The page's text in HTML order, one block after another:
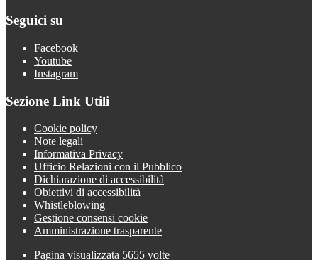
Seguici su
Facebook
Youtube
Instagram
Sezione Link Utili
Cookie policy
Note legali
Informativa Privacy
Ufficio Relazioni con il Pubblico
Dichiarazione di accessibilità
Obiettivi di accessibilità
Whistleblowing
Gestione consensi cookie
Amministrazione trasparente
Pagina visualizzata 5655 volte